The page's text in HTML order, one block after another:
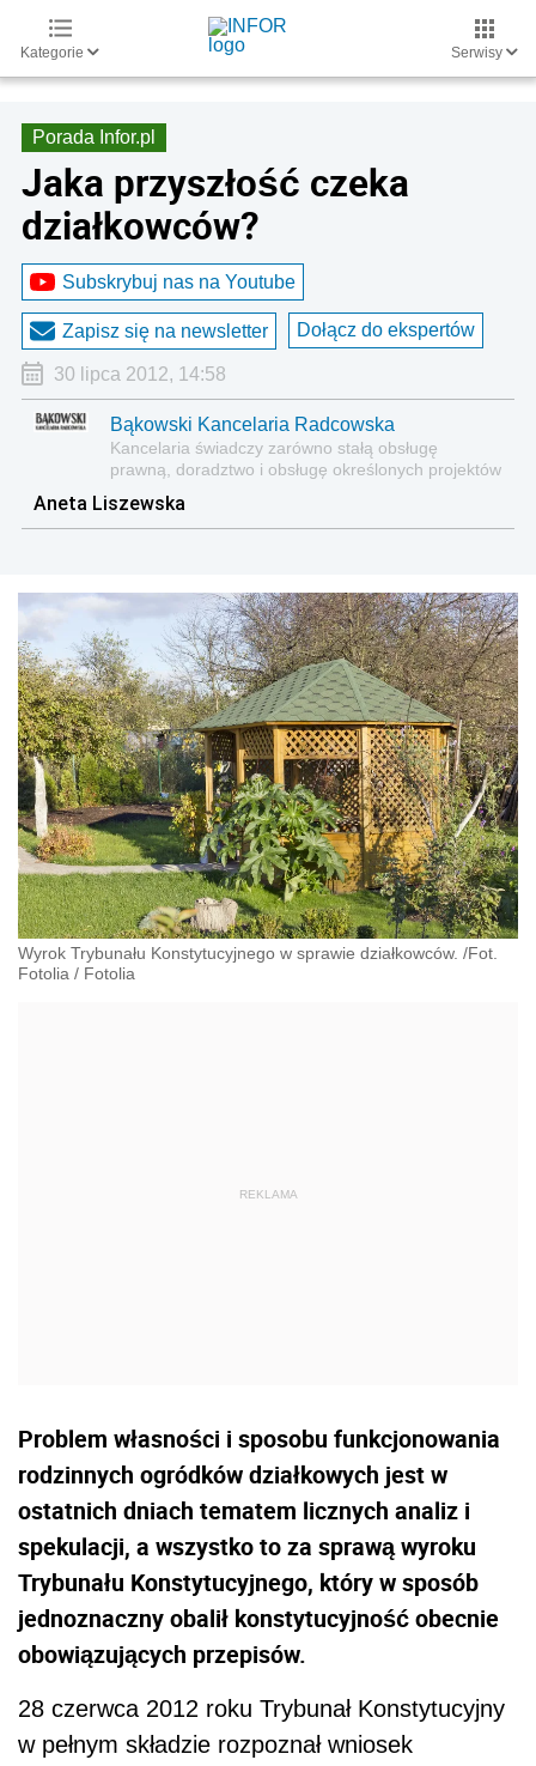
Kategorie Serwisy
Porada Infor.pl
Jaka przyszłość czeka
działkowców?
Subskrybuj nas na Youtube
Zapisz się na newsletter Dołącz do ekspertów
30 lipca 2012, 14:58
Bąkowski Kancelaria Radcowska
Kancelaria świadczy zarówno stałą obsługę
prawną, doradztwo i obsługę określonych projektów
Aneta Liszewska
Wyrok Trybunału Konstytucyjnego w sprawie działkowców. /Fot.
Fotolia / Fotolia
Problem własności i sposobu funkcjonowania
rodzinnych ogródków działkowych jest w
ostatnich dniach tematem licznych analiz i
spekulacji, a wszystko to za sprawą wyroku
Trybunału Konstytucyjnego, który w sposób
jednoznaczny obalił konstytucyjność obecnie
obowiązujących przepisów.
28 czerwca 2012 roku Trybunał Konstytucyjny
w pełnym składzie rozpoznał wniosek